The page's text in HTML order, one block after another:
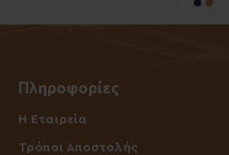
Πληροφορίες
Η Εταιρεία
Τρόποι Αποστολής